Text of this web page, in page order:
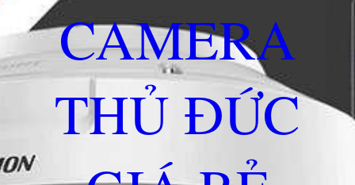
CAMERA
THỦ ĐỨC